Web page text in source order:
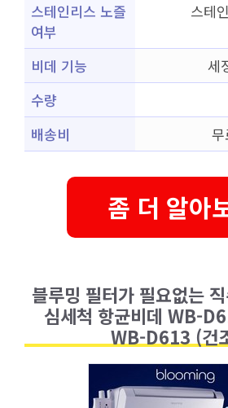
스테인리스 노즐
여부
스테
비데 기능
세
수량
배송비
좀 더 알아
블루밍 필터가 필요없는
심세척 항균비데 WB-
WB-D613 (건